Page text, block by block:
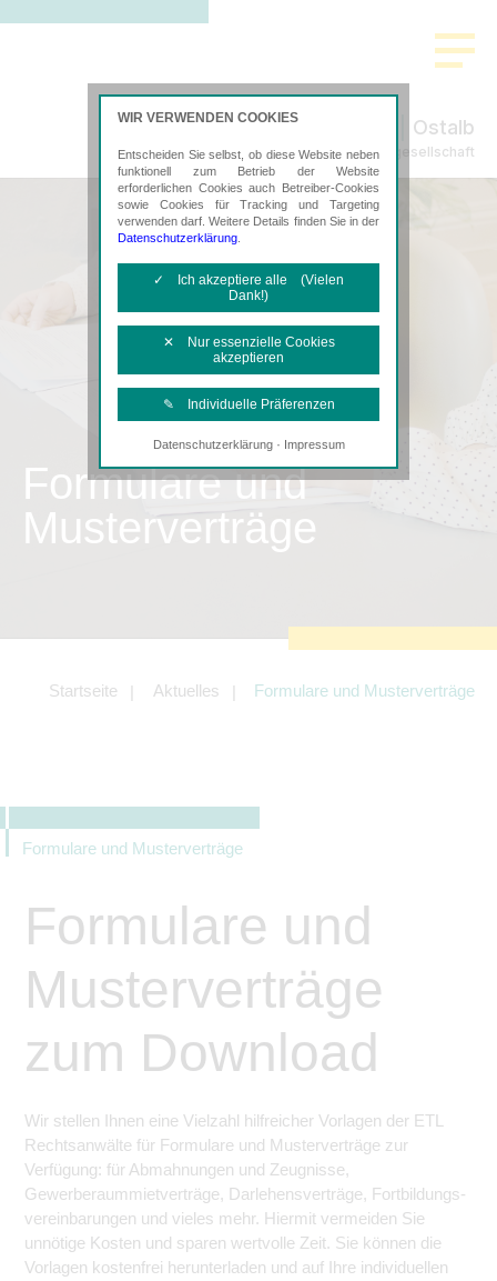
Ostalb
Steuerberatungsgesellschaft
Formulare und
Musterverträge
Startseite Aktuelles Formulare und Musterverträge
Formulare und Musterverträge
Formulare und
Musterverträge
zum Download
Wir stellen Ihnen eine Vielzahl hilfreicher Vorlagen der ETL
Rechtsanwälte für Formulare und Musterverträge zur
Verfügung: für Abmahnungen und Zeugnisse,
Gewerberaummietverträge, Darlehens­verträge, Fortbildungs­
vereinbarungen und vieles mehr. Hiermit vermeiden Sie
unnötige Kosten und sparen wertvolle Zeit. Sie können die
Vorlagen kostenfrei herunterladen und auf Ihre individuellen
WIR VERWENDEN COOKIES
Entscheiden Sie selbst, ob diese Website neben
funktionell zum Betrieb der Website
erforderlichen Cookies auch Betreiber-Cookies
sowie Cookies für Tracking und Targeting
verwenden darf. Weitere Details finden Sie in der
Datenschutzerklärung
✓ Ich akzeptiere alle (Vielen
Dank!)
✕ Nur essenzielle Cookies
akzeptieren
✎ Individuelle Präferenzen
Notwendige Cookies
Diese Cookies sind erforderlich, um die
Tracking- und Targeting-Cookies
Angebotes einschließlich der
Angeboten von z.B. Facebook und
LinkedIn.
können.
Datenschutzerklärung· Impressum